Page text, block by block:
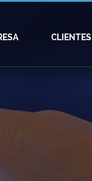
CLIENTES